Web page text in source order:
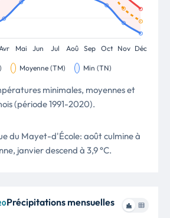
minimales, moyennes et
(période 1991-2020).
du Mayet-d'École: août culmine à
janvier descend à 3,9 °C.
Précipitations mensuelles